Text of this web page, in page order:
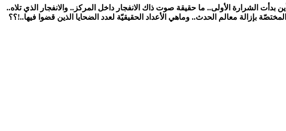
الشرارة الأولى.. ما حقيقة صوت ذاك الانفجار داخل المركز.. والانفجار الذي تلاه..
بإزالة معالم الحدث.. وماهي الأعداد الحقيقيّة لعدد الضحايا الذين قضوا فيها..!؟؟